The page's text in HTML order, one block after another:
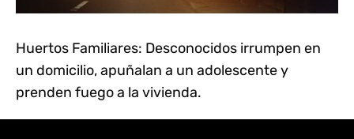
Huertos Familiares: Desconocidos irrumpen en
un domicilio, apuñalan a un adolescente y
prenden fuego a la vivienda.